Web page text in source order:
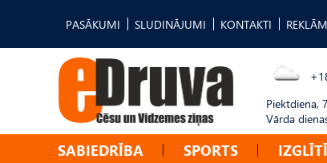
PASĀKUMI SLUDINĀJUMI KONTAKTI
Piektdiena,
Vārda
SABIEDRĪBA SPORTS